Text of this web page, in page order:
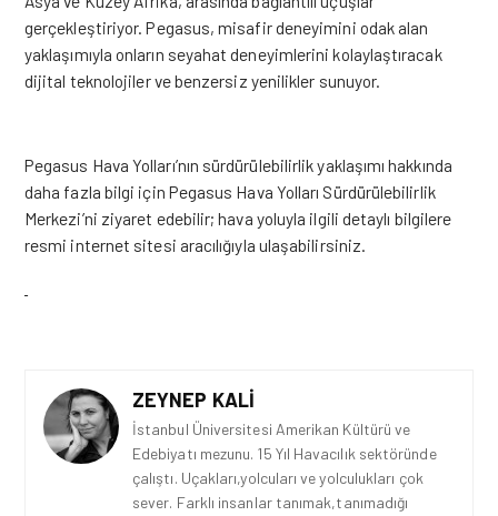
gerçekleştiriyor. Pegasus, misafir deneyimini odak alan
yaklaşımıyla onların seyahat deneyimlerini kolaylaştıracak
dijital teknolojiler ve benzersiz yenilikler sunuyor.
Pegasus Hava Yolları’nın sürdürülebilirlik yaklaşımı hakkında
daha fazla bilgi için Pegasus Hava Yolları Sürdürülebilirlik
Merkezi’ni ziyaret edebilir; hava yoluyla ilgili detaylı bilgilere
resmi internet sitesi aracılığıyla ulaşabilirsiniz.
ZEYNEP KALI
İstanbul Üniversitesi Amerikan Kültürü ve
Edebiyatı mezunu. 15 Yıl Havacılık sektöründe
çalıştı. Uçakları,yolcuları ve yolculukları çok
sever. Farklı insanlar tanımak,tanımadığı